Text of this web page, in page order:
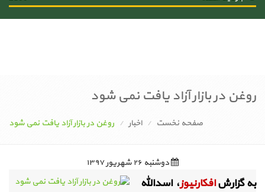
روغن در بازار آزاد یافت نمی شود
صفحه نخست اخبار روغن در بازار آزاد یافت نمی شود
دوشنبه ۲۶ شهریور ۱۳۹۷
به گزارشافکارنیوز، اسدالله